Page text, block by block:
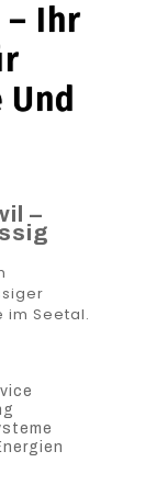
– Ihr
–
im Seetal.